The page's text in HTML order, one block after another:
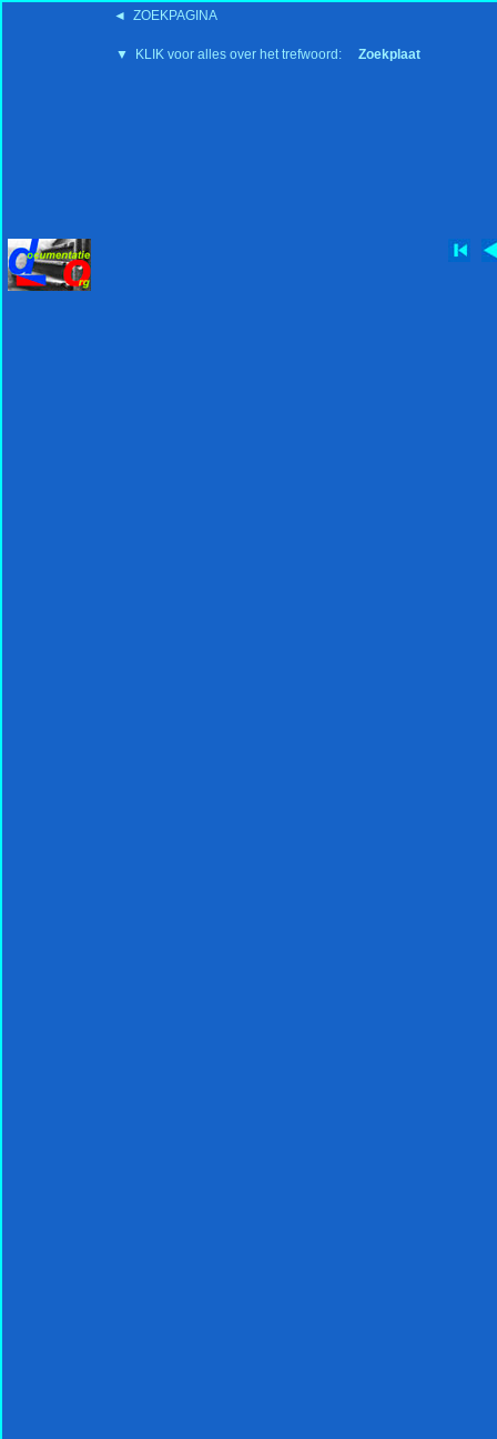
◄ ZOEKPAGINA
▼ KLIK voor alles over het trefwoord: Zoekplaat
'15:19 19-2-2008